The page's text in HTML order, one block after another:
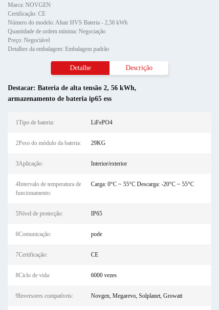
Marca: NOVGEN
Certificação: CE
Número do modelo: Altair HVS Bateria - 2,56 kWh
Quantidade de ordem mínima: Negociação
Preço: Negociável
Detalhes da embalagem: Embalagem padrão
Detalhe Descrição
Destacar: Bateria de alta tensão 2, 56 kWh,
armazenamento de bateria ip65 ess
1Tipo de bateria: LiFePO4
2Peso do módulo da bateria: 29KG
3Aplicação: Interior/exterior
4Intervalo de temperatura de
funcionamento:
Carga: 0°C ~ 55°C Descarga: -20°C ~ 55°C
5Nível de protecção: IP65
6Comunicação: pode
7Certificação: CE
8Ciclo de vida: 6000 vezes
9Inversores compatíveis: Novgen, Megarevo, Solplanet, Growatt